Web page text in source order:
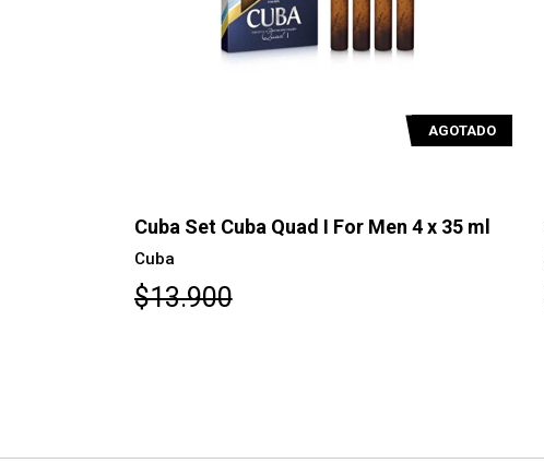
AGOTADO
Cuba Set Cuba Quad I For Men 4 x 35 ml
Cuba
$13.900